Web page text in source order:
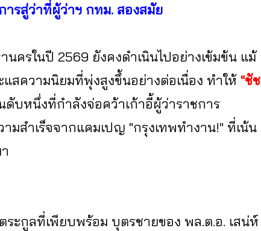
ารสู่ว่าที่้ผู้ว่าฯ กทม. สองสมัย
ครในปี 2569 ยังคงดำเนินไปอย่างเข้มข้น แม้
สความนิยมที่พุ่งสูงขึ้นอย่างต่อเนื่อง ทำให้ "ชัช
ดับหนึ่งที่กำลังจ่อคว้าเก้าอี้ผู้ว่าราชการ
มสำเร็จจากแคมเปญ "กรุงเทพทำงาน!" ที่เน้น
ะกูลที่เพียบพร้อม บุตรชายของ พล.ต.อ. เสน่ห์